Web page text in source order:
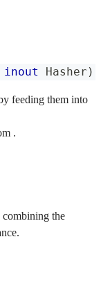
inout Hasher )
feeding them into
.
combining the